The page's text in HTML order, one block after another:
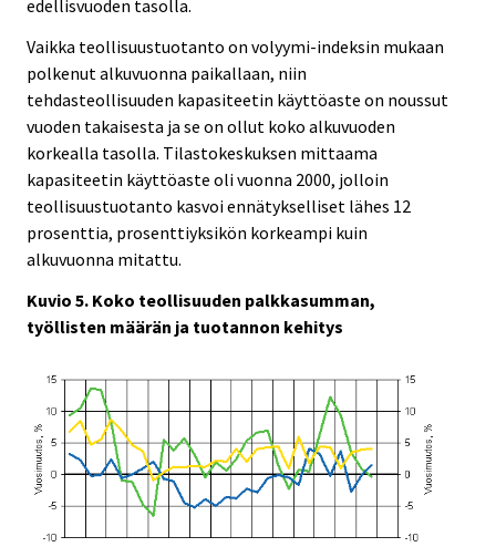
edellisvuoden tasolla.
Vaikka teollisuustuotanto on volyymi-indeksin mukaan
polkenut alkuvuonna paikallaan, niin
tehdasteollisuuden kapasiteetin käyttöaste on noussut
vuoden takaisesta ja se on ollut koko alkuvuoden
korkealla tasolla. Tilastokeskuksen mittaama
kapasiteetin käyttöaste oli vuonna 2000, jolloin
teollisuustuotanto kasvoi ennätykselliset lähes 12
prosenttia, prosenttiyksikön korkeampi kuin
alkuvuonna mitattu.
Kuvio 5. Koko teollisuuden palkkasumman,
työllisten määrän ja tuotannon kehitys